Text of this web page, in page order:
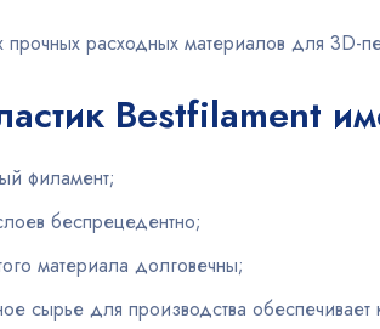
расходных материалов для 3D-
Bestfilament
филамент;
беспрецедентно;
материала долговечны;
сырье для производства